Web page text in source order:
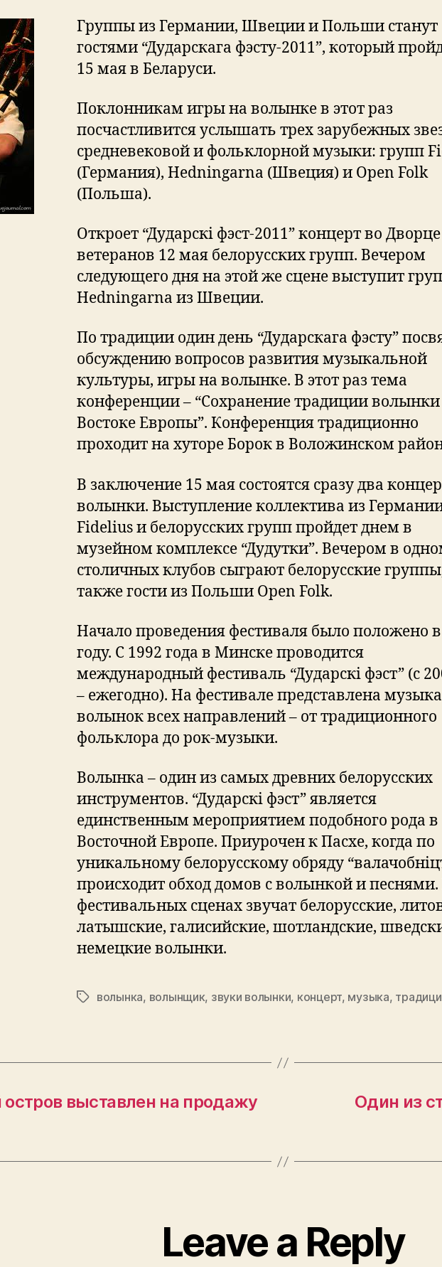
Группы из Германии, Швеции и Польши станут
гостями “Дударскага фэсту-2011”, который
15 мая в Беларуси.
Поклонникам игры на волынке в этот раз
посчастливится услышать трех зарубежных
средневековой и фольклорной музыки: групп
(Германия), Hedningarna (Швеция) и Open Folk
(Польша).
Откроет “Дударскі фэст-2011” концерт во Дворце
ветеранов 12 мая белорусских групп. Вечером
следующего дня на этой же сцене выступит
Hedningarna из Швеции.
По традиции один день “Дударскага фэсту”
обсуждению вопросов развития музыкальной
культуры, игры на волынке. В этот раз тема
конференции – “Сохранение традиции
Востоке Европы”. Конференция традиционно
проходит на хуторе Борок в Воложинском
В заключение 15 мая состоятся сразу два
волынки. Выступление коллектива из
Fidelius и белорусских групп пройдет днем в
музейном комплексе “Дудутки”. Вечером в
столичных клубов сыграют белорусские
также гости из Польши Open Folk.
Начало проведения фестиваля было положено
году. С 1992 года в Минске проводится
международный фестиваль “Дударскі фэст” (с
– ежегодно). На фестивале представлена музыка
волынок всех направлений – от традиционного
фольклора до рок-музыки.
Волынка – один из самых древних белорусских
инструментов. “Дударскі фэст” является
единственным мероприятием подобного рода в
Восточной Европе. Приурочен к Пасхе, когда по
уникальному белорусскому обряду
происходит обход домов с волынкой и
фестивальных сценах звучат белорусские,
латышские, галисийские, шотландские,
немецкие волынки.
Tagsволынка, волынщик, звуки волынки, концерт, музыка,
выставлен на продажу
Один из
Leave a Reply